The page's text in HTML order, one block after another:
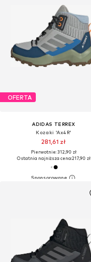
OFERTA
ADIDAS TERREX
Kozaki 'Ax4R'
281,61 zł
Pierwotnie: 312,90 zł
Ostatnia najniższa cena:217,90 zł